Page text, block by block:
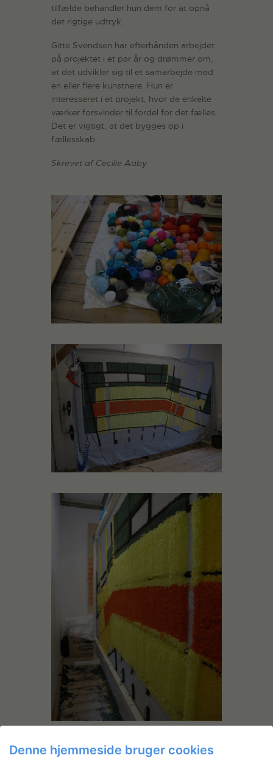
tilfælde behandler hun dem for at opnå
det rigtige udtryk.
Gitte Svendsen har efterhånden arbejdet
på projektet i et par år og drømmer om,
at det udvikler sig til et samarbejde med
en eller flere kunstnere. Hun er
interesseret i et projekt, hvor de enkelte
værker forsvinder til fordel for det fælles.
Det er vigtigt, at det bygges op i
fællesskab.
Skrevet af Cecilie Aaby
Denne hjemmeside bruger cookies